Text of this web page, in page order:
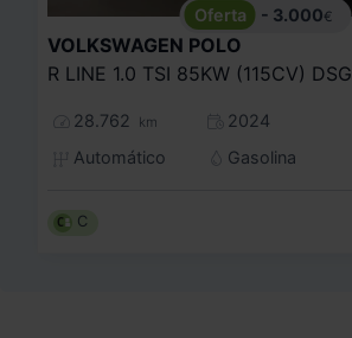
- 3.000€
VOLKSWAGEN POLO
R LINE 1.0 TSI 85KW (115CV) DSG
28.762 km
2024
Automático
Gasolina
C